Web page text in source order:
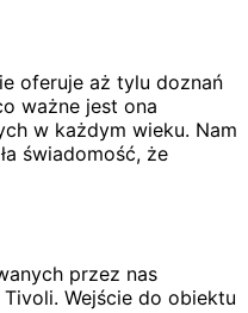
oferuje aż tylu doznań
ważne jest ona
w każdym wieku. Nam
świadomość, że
przez nas
Wejście do obiektu